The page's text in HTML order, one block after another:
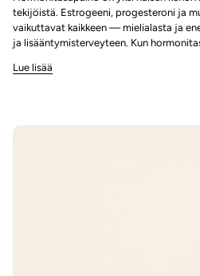
tekijöistä. Estrogeeni, progesteroni ja
vaikuttavat kaikkeen — mielialasta ja
ja lisääntymisterveyteen. Kun
Lue lisää